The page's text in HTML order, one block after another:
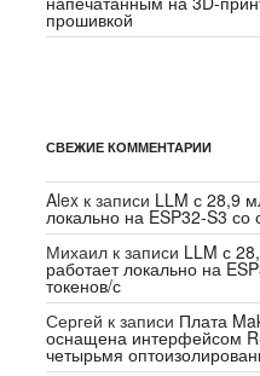
прошивкой
СВЕЖИЕ КОММЕНТАРИИ
Alex к записи LLM с 28,9
локально на ESP32-S3 со
Михаил к записи LLM с
работает локально на
токенов/с
Сергей к записи Плата
оснащена интерфейсом
четырьмя